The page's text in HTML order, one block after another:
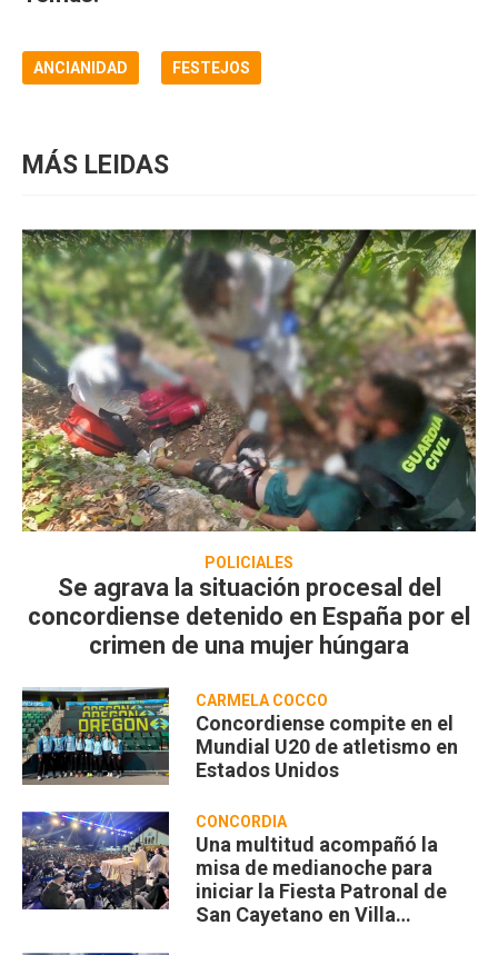
ANCIANIDAD FESTEJOS
MÁS LEIDAS
POLICIALES
Se agrava la situación procesal del
concordiense detenido en España por el
crimen de una mujer húngara
CARMELA COCCO
Concordiense compite en el
Mundial U20 de atletismo en
Estados Unidos
CONCORDIA
Una multitud acompañó la
misa de medianoche para
iniciar la Fiesta Patronal de
San Cayetano en Villa